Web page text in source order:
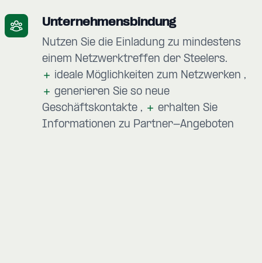
Unternehmensbindung
Nutzen Sie die Einladung zu mindestens
einem Netzwerktreffen der Steelers.
ideale Möglichkeiten zum Netzwerken
generieren Sie so neue
Geschäftskontakte
erhalten Sie
Informationen zu Partner-Angeboten